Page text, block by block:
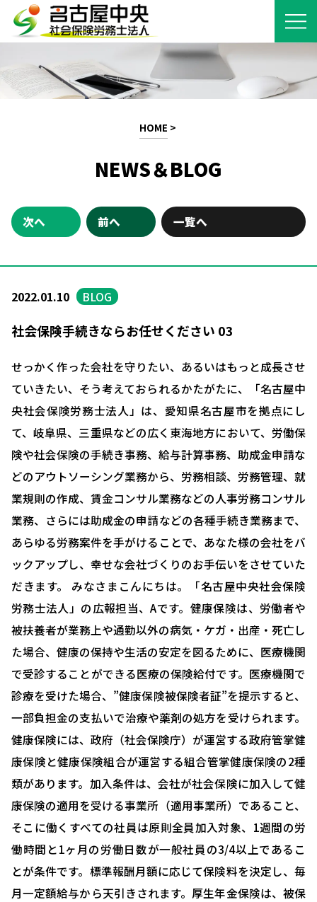
HOME >
NEWS＆BLOG
次へ 前へ 一覧へ
2022.01.10 BLOG
社会保険手続きならお任せください 03
せっかく作った会社を守りたい、あるいはもっと成長させ
ていきたい、そう考えておられるかたがたに、「名古屋中
央社会保険労務士法人」は、愛知県名古屋市を拠点にし
て、岐阜県、三重県などの広く東海地方において、労働保
険や社会保険の手続き事務、給与計算事務、助成金申請な
どのアウトソーシング業務から、労務相談、労務管理、就
業規則の作成、賃金コンサル業務などの人事労務コンサル
業務、さらには助成金の申請などの各種手続き業務まで、
あらゆる労務案件を手がけることで、あなた様の会社をバ
ックアップし、幸せな会社づくりのお手伝いをさせていた
だきます。 みなさまこんにちは。「名古屋中央社会保険
労務士法人」の広報担当、Aです。健康保険は、労働者や
被扶養者が業務上や通勤以外の病気・ケガ・出産・死亡し
た場合、健康の保持や生活の安定を図るために、医療機関
で受診することができる医療の保険給付です。医療機関で
診療を受けた場合、”健康保険被保険者証”を提示すると、
一部負担金の支払いで治療や薬剤の処方を受けられます。
健康保険には、政府（社会保険庁）が運営する政府管掌健
康保険と健康保険組合が運営する組合管掌健康保険の2種
類があります。加入条件は、会社が社会保険に加入して健
康保険の適用を受ける事業所（適用事業所）であること、
そこに働くすべての社員は原則全員加入対象、1週間の労
働時間と1ヶ月の労働日数が一般社員の3/4以上であるこ
とが条件です。標準報酬月額に応じて保険料を決定し、毎
月一定額給与から天引きされます。厚生年金保険は、被保